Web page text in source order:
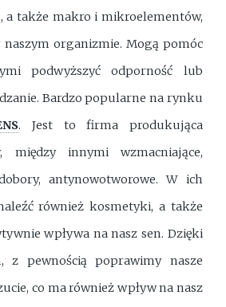
a także makro i mikroelementów,
organizmie. Mogą pomóc
podwyższyć odporność lub
Bardzo popularne na rynku
. Jest to firma produkująca
między innymi wzmacniające,
antynowotworowe. W ich
również kosmetyki, a także
wpływa na nasz sen. Dzięki
z pewnością poprawimy nasze
co ma również wpływ na nasz